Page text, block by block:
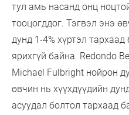
тул амь насанд онц
тооцогддог. Тэгвэл энэ
дунд 1-4% хүртэл
ярихгүй байна. Redondo
Michael Fulbright нойрон
өвчин нь хүүхдүүдийн
асуудал болтол тархаад